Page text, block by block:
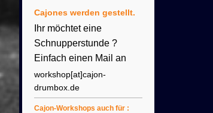
Cajones werden gestellt.
Ihr möchtet eine
Schnupperstunde ?
Einfach einen Mail an
workshop[at]cajon-
drumbox.de
Cajon-Workshops auch für :